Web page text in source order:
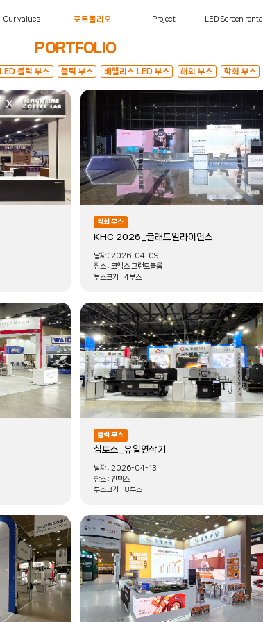
Our values 포트폴리오 Project LED Screen rental
PORTFOLIO
LED 블럭 부스 블럭 부스 베젤리스 LED 부스 해외 부스 학회 부스
학회 부스
KHC 2026_글래드얼라이언스
날짜 : 2026-04-09
장소 : 코엑스 그랜드볼룸
부스크기 : 4부스
블럭 부스
심토스_유일연삭기
날짜 : 2026-04-13
장소 : 킨텍스
부스크기 : 8부스